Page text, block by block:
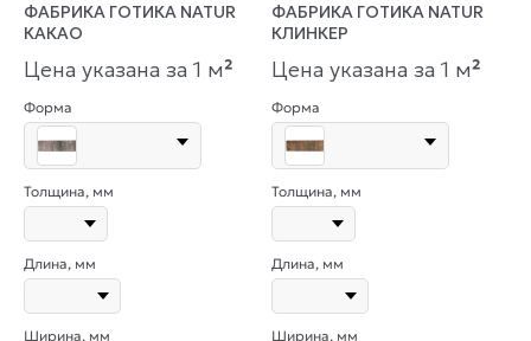
ФАБРИКА ГОТИКА NATUR
КАКАО
Цена указана за 1 м²
Форма
Толщина, мм
Длина, мм
Ширина, мм
ФАБРИКА ГОТИКА NATUR
КЛИНКЕР
Цена указана за 1 м²
Форма
Толщина, мм
Длина, мм
Ширина, мм